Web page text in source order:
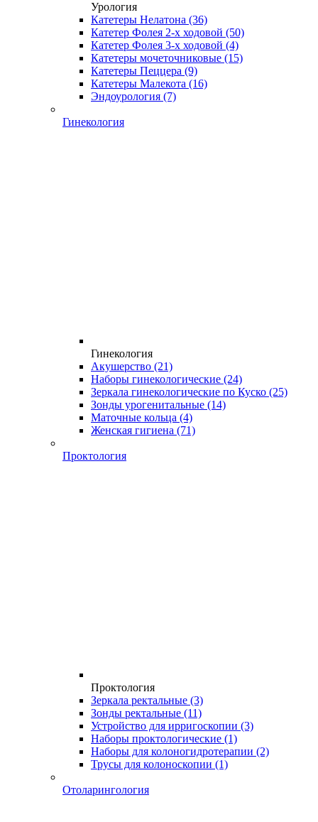
Урология
Катетеры Нелатона (36)
Катетер Фолея 2-х ходовой (50)
Катетер Фолея 3-х ходовой (4)
Катетеры мочеточниковые (15)
Катетеры Пеццера (9)
Катетеры Малекота (16)
Эндоурология (7)
Гинекология
Гинекология
Акушерство (21)
Наборы гинекологические (24)
Зеркала гинекологические по Куско (25)
Зонды урогенитальные (14)
Маточные кольца (4)
Женская гигиена (71)
Проктология
Проктология
Зеркала ректальные (3)
Зонды ректальные (11)
Устройство для ирригоскопии (3)
Наборы проктологические (1)
Наборы для колоногидротерапии (2)
Трусы для колоноскопии (1)
Отоларингология